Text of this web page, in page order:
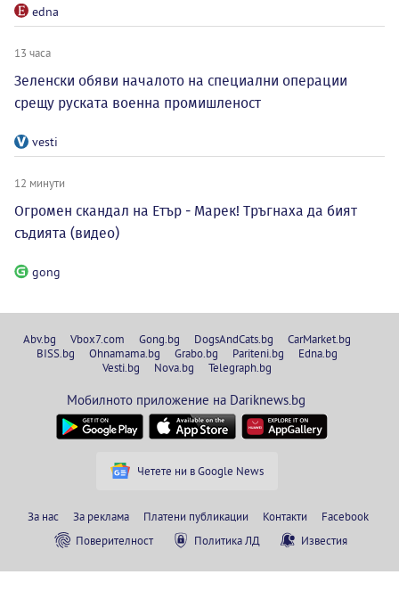
edna
13 часа
Зеленски обяви началото на специални операции
срещу руската военна промишленост
vesti
12 минути
Огромен скандал на Етър - Марек! Тръгнаха да бият
съдията (видео)
gong
Abv.bg Vbox7.com Gong.bg DogsAndCats.bg
CarMarket.bg
BISS.bg
Ohnamama.bg Grabo.bg Pariteni.bg
Edna.bg
Vesti.bg
Nova.bg Telegraph.bg
Мобилното приложение на Dariknews.bg
Четете ни в Google News
За нас За реклама Платени публикации Контакти
Facebook
Поверителност
Политика ЛД Известия